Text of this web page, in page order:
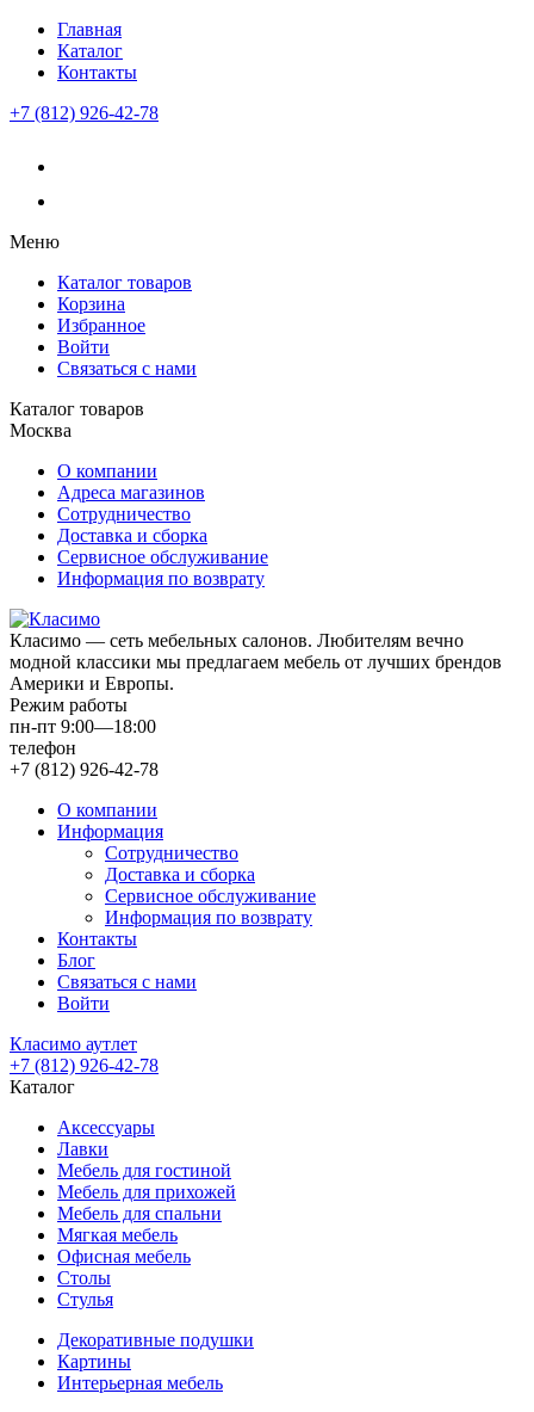
Главная
Каталог
Контакты
+7 (812) 926-42-78
Меню
Каталог товаров
Корзина
Избранное
Войти
Связаться с нами
Каталог товаров
Москва
О компании
Адреса магазинов
Сотрудничество
Доставка и сборка
Сервисное обслуживание
Информация по возврату
Класимо — cеть мебельных салонов. Любителям вечно
модной классики мы предлагаем мебель от лучших брендов
Америки и Европы.
Режим работы
пн-пт 9:00—18:00
телефон
+7 (812) 926-42-78
О компании
Информация
Сотрудничество
Доставка и сборка
Сервисное обслуживание
Информация по возврату
Контакты
Блог
Связаться с нами
Войти
Класимо аутлет
+7 (812) 926-42-78
Каталог
Аксессуары
Лавки
Мебель для гостиной
Мебель для прихожей
Мебель для спальни
Мягкая мебель
Офисная мебель
Столы
Стулья
Декоративные подушки
Картины
Интерьерная мебель